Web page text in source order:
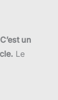
C’est un
Le